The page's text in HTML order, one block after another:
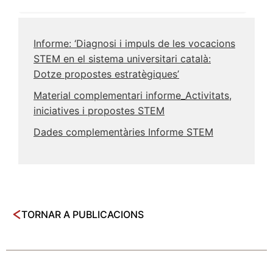
Informe: ‘Diagnosi i impuls de les vocacions
STEM en el sistema universitari català:
Dotze propostes estratègiques’
Material complementari informe_Activitats,
iniciatives i propostes STEM
Dades complementàries Informe STEM
TORNAR A PUBLICACIONS